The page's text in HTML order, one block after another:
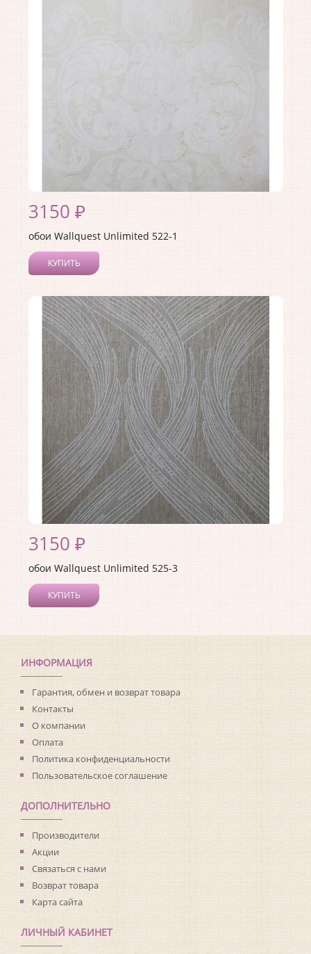
3150 ₽
обои Wallquest Unlimited 522-1
КУПИТЬ
Коллекция:Unlimited
Длина рулона:10.05
Ширина рулона:0.53
Материал покрытия:Без покрытия
Страна: США
Материал основы:Флизелин
Раппорт: <>
3150 ₽
обои Wallquest Unlimited 525-3
КУПИТЬ
Длина рулона:
10.05
Ширина рулона: 0.53
Материал покрытия:Без покрытия
Страна:США
Материал основы:
Флизелин
Раппорт:<>
ИНФОРМАЦИЯ
Гарантия, обмен и возврат товара
Контакты
О компании
Оплата
Политика конфиденциальности
Пользовательское соглашение
ДОПОЛНИТЕЛЬНО
Производители
Акции
Связаться с нами
Возврат товара
Карта сайта
ЛИЧНЫЙ КАБИНЕТ